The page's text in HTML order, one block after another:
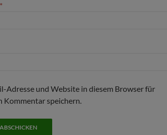
*
Adresse und Website in diesem Browser für
Kommentar speichern.